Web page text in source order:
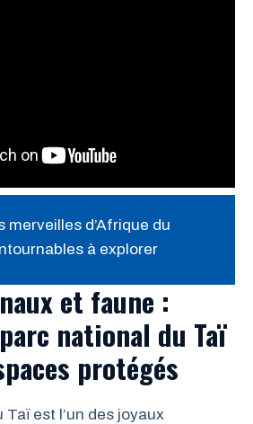
merveilles d’Afrique du
à explorer
et faune :
national du Taï
protégés
est l’un des joyaux